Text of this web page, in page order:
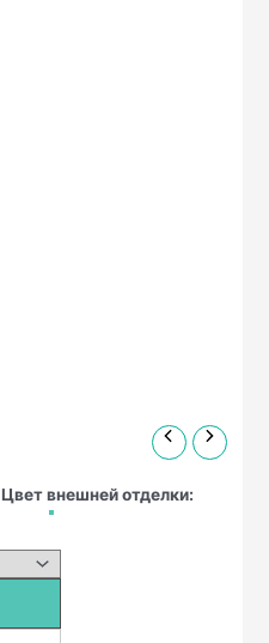
Цвет внешней отделки: